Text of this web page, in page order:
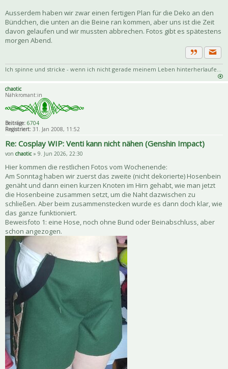
Ausserdem haben wir zwar einen fertigen Plan für die Deko an den
Bündchen, die unten an die Beine ran kommen, aber uns ist die Zeit
davon gelaufen und wir mussten abbrechen. Fotos gibt es spätestens
morgen Abend.
Zitat
Ich spinne und stricke - wenn ich nicht gerade meinem Leben hinterherlaufe...
chaotic
Nähkromant:in
Beiträge: 6704
Registriert: 31. Jan 2008, 11:52
Re: Cosplay WIP: Venti kann nicht nähen (Genshin Impact)
von chaotic» 9. Jun 2026, 22:30
Hier kommen die restlichen Fotos vom Wochenende:
Am Sonntag haben wir zuerst das zweite (nicht dekorierte) Hosenbein
genäht und dann einen kurzen Knoten im Hirn gehabt, wie man jetzt
die Hosenbeine zusammen setzt, um die Naht dazwischen zu
schließen. Aber beim zusammenstecken wurde es dann doch klar, wie
das ganze funktioniert.
Beweisfoto 1: eine Hose, noch ohne Bund oder Beinabschluss, aber
schon angezogen.